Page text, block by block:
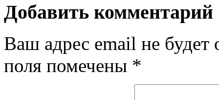
Добавить комментарий
Ваш адрес email не будет
поля помечены *